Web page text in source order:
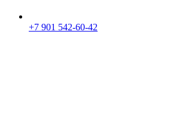
+7 901 542-60-42